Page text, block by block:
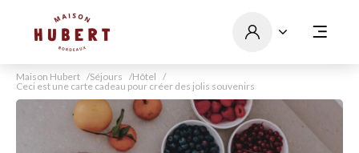
Maison Hubert Séjours
Hôtel
Ceci est une carte cadeau pour créer des jolis souvenirs